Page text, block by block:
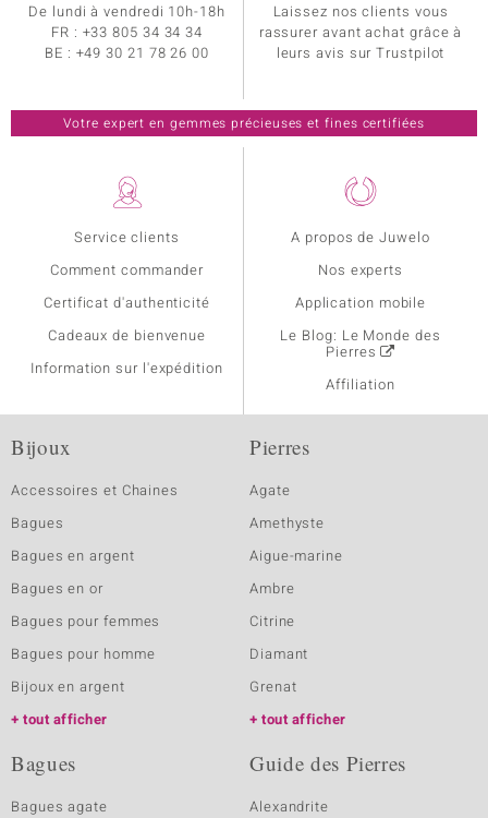
Service clients
Comment commander
Certificat d'authenticité
Cadeaux de bienvenue
Information sur l'expédition
A propos de Juwelo
Nos experts
Application mobile
Le Blog: Le Monde des
Pierres
Affiliation
De lundi à vendredi 10h-18h
FR : +33 805 34 34 34
BE : +49 30 21 78 26 00
Laissez nos clients vous
rassurer avant achat grâce à
leurs avis sur Trustpilot
Votre expert en gemmes précieuses et fines certifiées
Bijoux
Accessoires et Chaines
Bagues
Bagues en argent
Bagues en or
Bagues pour femmes
Bagues pour homme
Bijoux en argent
tout afficher
Pierres
Agate
Amethyste
Aigue-marine
Ambre
Citrine
Diamant
Grenat
tout afficher
Bagues
Bagues agate
Guide des Pierres
Alexandrite